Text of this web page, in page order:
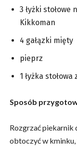
3 łyżki
Kikkoman
4 gałązki mięty
pieprz
1 łyżka
Sposób
Rozgrzać piekarnik
obtoczyć w kminku,